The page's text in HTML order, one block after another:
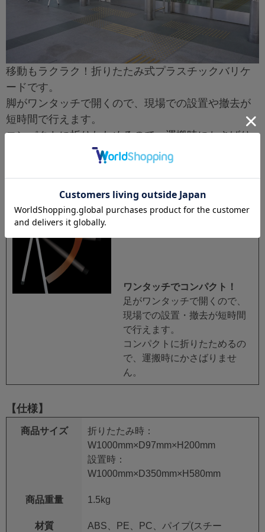
移動もラクラク！折りたたみ式プラスチックバリケ
ードです。
脚がワンタッチで開くので、現場での設置や撤去が
短時間で行えます。
コンパクトに折りたためるので、運搬時にかさばり
バーがワイドボディの為、文字入れも可能です。
ワンタッチでコンパクト！
足がワンタッチで開くので、
現場での設置・撤去が短時間
で行えます。
コンパクトに折りたためるの
で、運搬時にかさばりませ
ん。
【仕様】
商品サイズ
折りたたみ時：
W1000mm×D97mm×H200mm
設置時：
W1000mm×D350mm×H580mm
商品重量 1.5kg
材質
ABS、PE、PC、パイプ(スチー